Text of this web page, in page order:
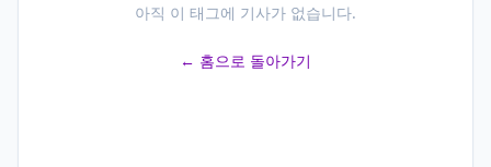
아직 이 태그에 기사가 없습니다.
← 홈으로 돌아가기